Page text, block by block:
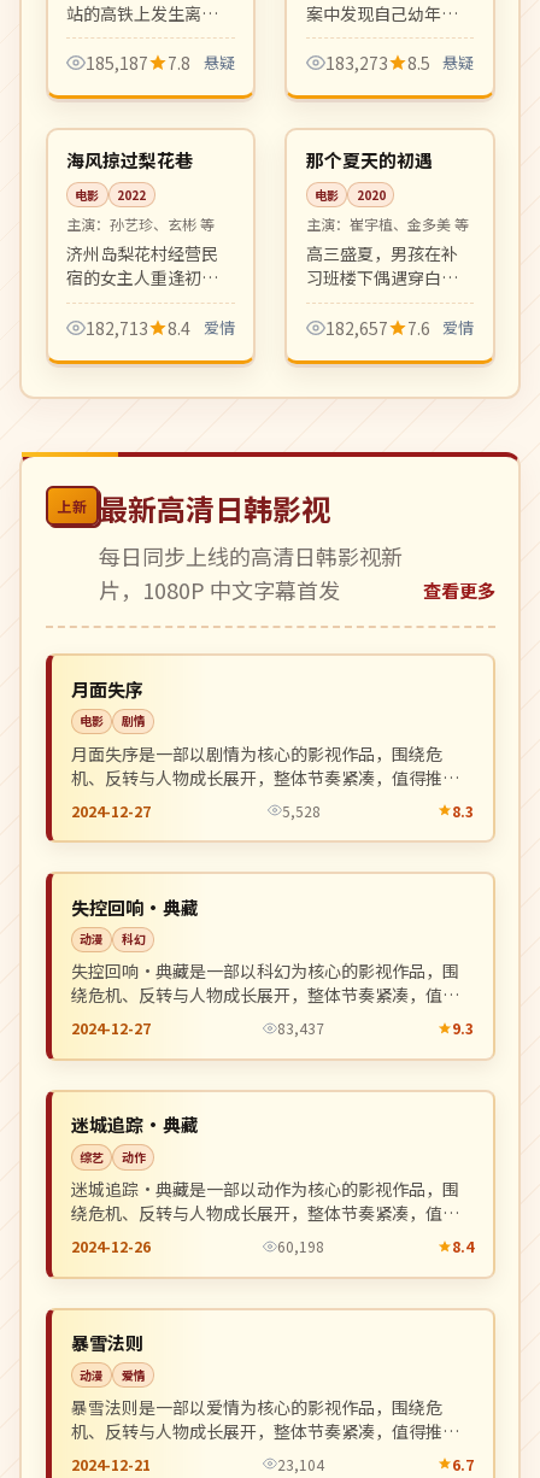
站的高铁上发生离奇
连环死亡事件，乘客
身份扑朔迷离。密闭
节奏紧凑反转密集。
185,187 7.8 悬疑
案中发现自己幼年记
忆的诡异回响，每一
次接近真相都会触发
转密集，悬疑迷必看
的硬核韩剧。
183,273 8.5 悬疑
韩国
高分 99:08
海风掠过梨花巷
电影 2022
主演： 孙艺珍、玄彬 等
济州岛梨花村经营民
宿的女主人重逢初
恋，海风、咖啡与旧
信件一同唤醒被搁置
影唯美，叙事克制，
浪漫细腻的成人爱情
182,713 8.4 爱情
韩国
高分 99:14
那个夏天的初遇
电影 2020
主演： 崔宇植、金多美 等
高三盛夏，男孩在补
习班楼下偶遇穿白裙
的少女，从此整个夏
天的颜色都被改变。
画面与配乐均为上
乘。
182,657 7.6 爱情
上新 最新高清日韩影视
每日同步上线的高清日韩影视新
片，1080P 中文字幕首发
查看更多
日本
4K
月面失序
电影 剧情
月面失序是一部以剧情为核心的影视作品，围绕危
机、反转与人物成长展开，整体节奏紧凑，值得推荐
观看。
2024-12-27 5,528 8.3
中国
失控回响·典藏
动漫 科幻
失控回响·典藏是一部以科幻为核心的影视作品，围
绕危机、反转与人物成长展开，整体节奏紧凑，值得
推荐观看。
2024-12-27 83,437 9.3
日本
迷城追踪·典藏
综艺 动作
迷城追踪·典藏是一部以动作为核心的影视作品，围
绕危机、反转与人物成长展开，整体节奏紧凑，值得
推荐观看。
2024-12-26 60,198 8.4
美国
暴雪法则
动漫 爱情
暴雪法则是一部以爱情为核心的影视作品，围绕危
机、反转与人物成长展开，整体节奏紧凑，值得推荐
观看。
2024-12-21 23,104 6.7